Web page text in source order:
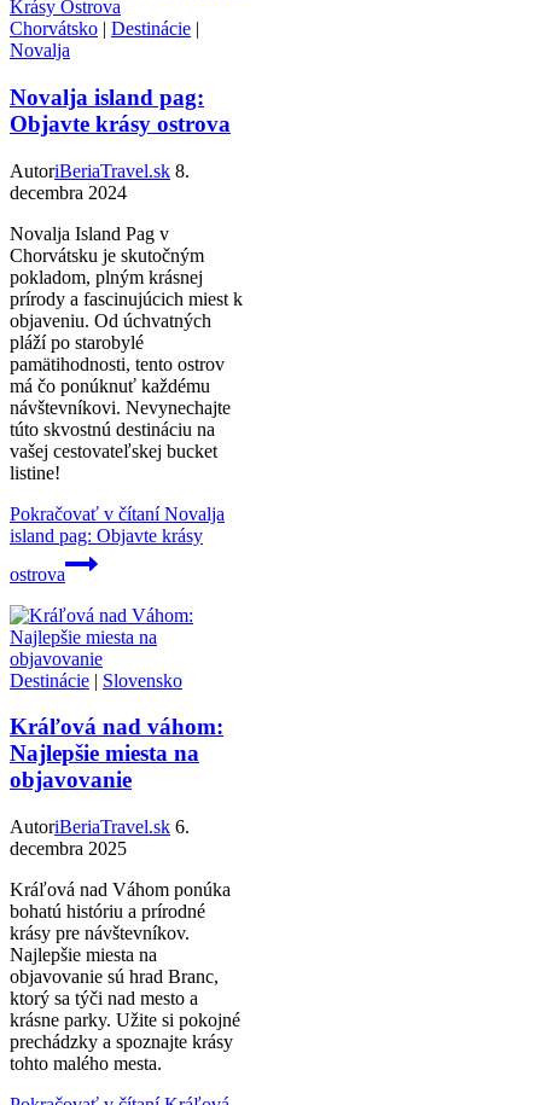
Chorvátsko | Destinácie |
Novalja
Novalja island pag:
Objavte krásy ostrova
AutoriBeriaTravel.sk 8.
decembra 2024
Novalja Island Pag v
Chorvátsku je skutočným
pokladom, plným krásnej
prírody a fascinujúcich miest k
objaveniu. Od úchvatných
pláží po starobylé
pamätihodnosti, tento ostrov
má čo ponúknuť každému
návštevníkovi. Nevynechajte
túto skvostnú destináciu na
vašej cestovateľskej bucket
listine!
Pokračovať v čítaníNovalja
island pag: Objavte krásy
ostrova
Destinácie | Slovensko
Kráľová nad váhom:
Najlepšie miesta na
objavovanie
AutoriBeriaTravel.sk 6.
decembra 2025
Kráľová nad Váhom ponúka
bohatú históriu a prírodné
krásy pre návštevníkov.
Najlepšie miesta na
objavovanie sú hrad Branc,
ktorý sa týči nad mesto a
krásne parky. Užite si pokojné
prechádzky a spoznajte krásy
tohto malého mesta.